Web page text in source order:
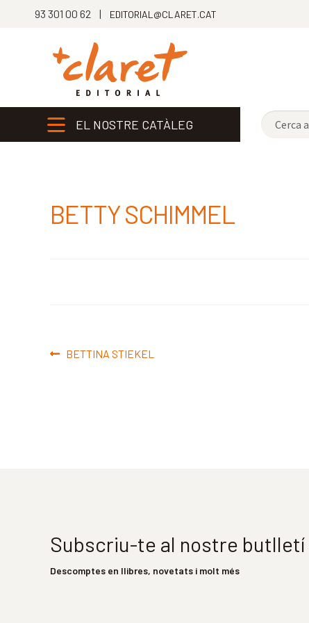
93 301 00 62 | EDITORIAL@CLARET.CAT
EL NOSTRE CATÀLEG
BETTY SCHIMMEL
Navegació
Entrada
BETTINA STIEKEL
Subscriu-te al nostre butlletí
Descomptes en llibres, novetats i molt més